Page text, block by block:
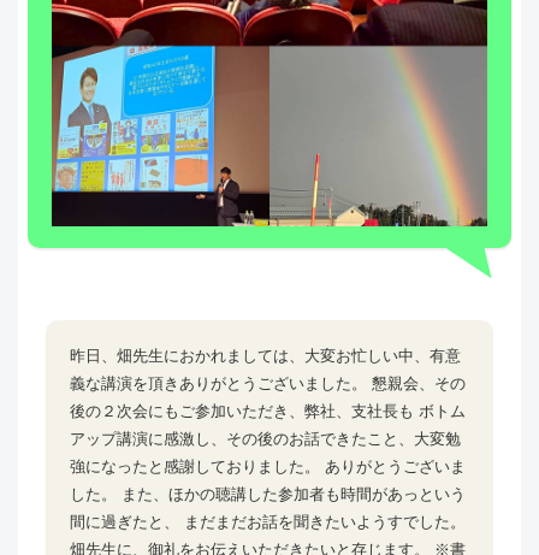
昨日、畑先生におかれましては、大変お忙しい中、有意
義な講演を頂きありがとうございました。 懇親会、その
後の２次会にもご参加いただき、弊社、支社長も ボトム
アップ講演に感激し、その後のお話できたこと、大変勉
強になったと感謝しておりました。 ありがとうございま
した。 また、ほかの聴講した参加者も時間があっという
間に過ぎたと、 まだまだお話を聞きたいようすでした。
畑先生に、御礼をお伝えいただきたいと存じます。 ※書